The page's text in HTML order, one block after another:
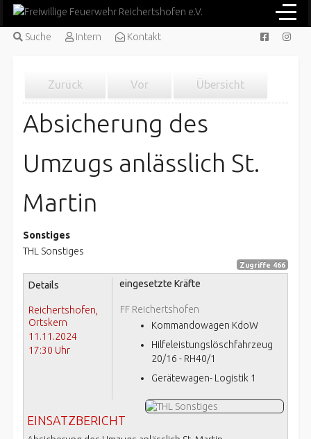
Suche Intern Kontakt
Zurück Vor Übersicht
Absicherung des
Umzugs anlässlich St.
Martin
Sonstiges
THL Sonstiges
Zugriffe 466
Details
Reichertshofen,
Ortskern
11.11.2024
17:30 Uhr
eingesetzte Kräfte
FF Reichertshofen
Kommandowagen KdoW
Hilfeleistungslöschfahrzeug
20/16 - RH40/1
Gerätewagen- Logistik 1
EINSATZBERICHT